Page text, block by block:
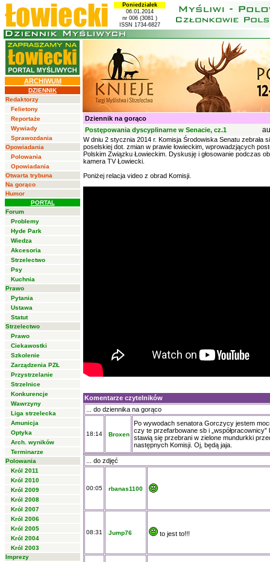
Poniedziałek
06.01.2014
nr 006 (3081 )
ISSN 1734-6827
Komentarze czytelników
... do dziennika na gorąco
18:14 Broxen
Po wywodach senatora Gorczycy jestem
czy te przefarbowane sb i „współpracownicy”
stawią się przebrani w zielone mundurkki
następnych Komisji. Oj, będą jaja.
... do zdjęć
00:05 rbanas1100
08:31 Jump76 to jest to!!!
ARCHIWUM
DZIENNIK
Redaktorzy
Felietony
Reportaże
Wywiady
Sprawozdania
Opowiadania
Polowania
Opowiadania
Otwarta trybuna
Na gorąco
Humor
PORTAL
Forum
Problemy
Hyde Park
Wiedza
Akcesoria
Strzelectwo
Psy
Kuchnia
Prawo
Pytania
Ustawa
Statut
Strzelectwo
Prawo
Ciekawostki
Szkolenie
Zarządzenia PZŁ
Przystrzelanie
Strzelnice
Konkurencje
Wawrzyny
Liga strzelecka
Amunicja
Optyka
Arch. wyników
Terminarze
Polowania
Król 2011
Król 2010
Król 2009
Król 2008
Król 2007
Król 2006
Król 2005
Król 2004
Król 2003
Imprezy
Dziennik na gorąco
Postępowania dyscyplinarne w Senacie, cz.1
W dniu 2 stycznia 2014 r. Komisja Środowiska Senatu zebrała
poselskiej dot. zmian w prawie łowieckim, wprowadzjących
Polskim Związku Łowieckim. Dyskusję i głosowanie podczas
kamera TV Łowiecki.
Poniżej relacja video z obrad Komisji.